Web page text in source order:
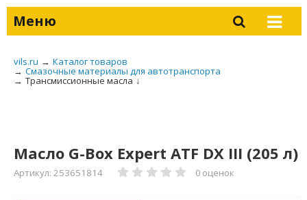
Меню
vils.ru → Каталог товаров
→ Смазочные материалы для автотранспорта
→ Трансмиссионные масла ↓
Масло G-Box Expert ATF DX III (205 л)
Артикул: 253651814 0 оценок